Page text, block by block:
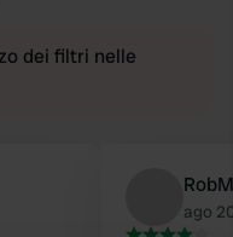
dei filtri nelle
ago